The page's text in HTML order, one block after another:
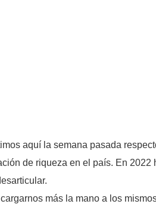
aquí la semana pasada
de riqueza en el país. En
más la mano a los